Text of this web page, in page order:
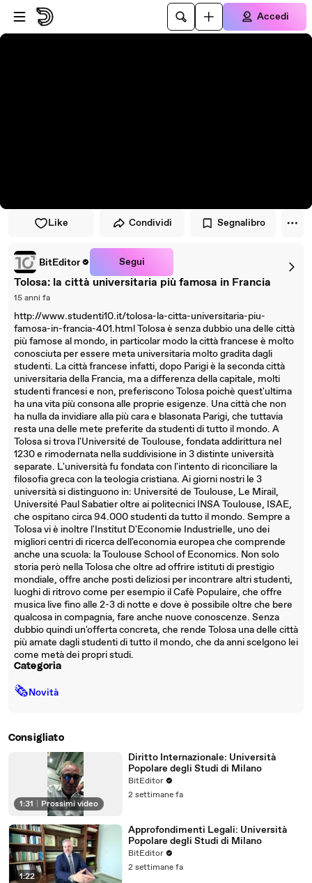
Vai al lettore
Passa al contenuto principale
Accedi
Like Condividi Segnalibro
BitEditor Segui
Tolosa: la città universitaria più famosa in Francia
15 anni fa
http://www.studenti10.it/tolosa-la-citta-universitaria-piu-
famosa-in-francia-401.html Tolosa è senza dubbio una delle città
più famose al mondo, in particolar modo la città francese è molto
conosciuta per essere meta universitaria molto gradita dagli
studenti. La città francese infatti, dopo Parigi è la seconda città
universitaria della Francia, ma a differenza della capitale, molti
studenti francesi e non, preferiscono Tolosa poichè quest'ultima
ha una vita più consona alle proprie esigenze. Una città che non
ha nulla da invidiare alla più cara e blasonata Parigi, che tuttavia
resta una delle mete preferite da studenti di tutto il mondo. A
Tolosa si trova l'Université de Toulouse, fondata addirittura nel
1230 e rimodernata nella suddivisione in 3 distinte università
separate. L'università fu fondata con l'intento di riconciliare la
filosofia greca con la teologia cristiana. Ai giorni nostri le 3
università si distinguono in: Université de Toulouse, Le Mirail,
Université Paul Sabatier oltre ai politecnici INSA Toulouse, ISAE,
che ospitano circa 94.000 studenti da tutto il mondo. Sempre a
Tolosa vi è inoltre l'Institut D'Economie Industrielle, uno dei
migliori centri di ricerca dell'economia europea che comprende
anche una scuola: la Toulouse School of Economics. Non solo
storia però nella Tolosa che oltre ad offrire istituti di prestigio
mondiale, offre anche posti deliziosi per incontrare altri studenti,
luoghi di ritrovo come per esempio il Cafè Populaire, che offre
musica live fino alle 2-3 di notte e dove è possibile oltre che bere
qualcosa in compagnia, fare anche nuove conoscenze. Senza
dubbio quindi un'offerta concreta, che rende Tolosa una delle città
più amate dagli studenti di tutto il mondo, che da anni scelgono lei
come metà dei propri studi.
Categoria
🗞Novità
Consigliato
1:31 Prossimi video
Diritto Internazionale: Università
Popolare degli Studi di Milano
BitEditor
2 settimane fa
1:22
Approfondimenti Legali: Università
Popolare degli Studi di Milano
BitEditor
2 settimane fa